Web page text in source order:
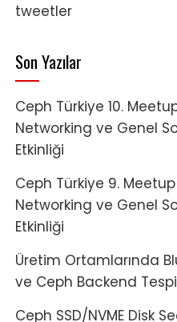
tweetler
Son Yazılar
Ceph Türkiye 10.
Networking ve Genel
Etkinliği
Ceph Türkiye 9.
Networking ve Genel
Etkinliği
Üretim Ortamlarında
ve Ceph Backend
Ceph SSD/NVME Disk